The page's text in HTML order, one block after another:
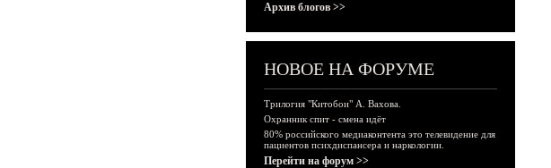
Архив блогов >>
НОВОЕ НА ФОРУМЕ
Трилогия "Китобои" А. Вахова.
Охранник спит - смена идёт
80% российского медиаконтента это телевидение для
пациентов психдиспансера и наркологии.
Перейти на форум >>